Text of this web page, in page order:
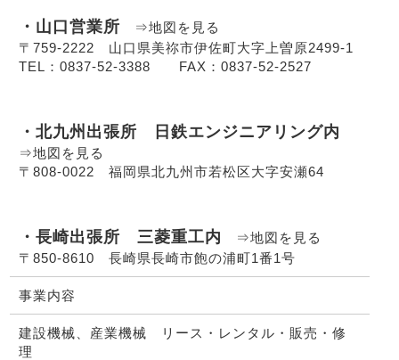
・山口営業所
⇒地図を見る
〒759-2222 山口県美祢市伊佐町大字上曽原2499-1
TEL：0837-52-3388 FAX：0837-52-2527
・北九州出張所 日鉄エンジニアリング内
⇒地図を見る
〒808-0022 福岡県北九州市若松区大字安瀬64
・長崎出張所 三菱重工内
⇒地図を見る
〒850-8610 長崎県長崎市飽の浦町1番1号
事業内容
建設機械、産業機械 リース・レンタル・販売・修
理